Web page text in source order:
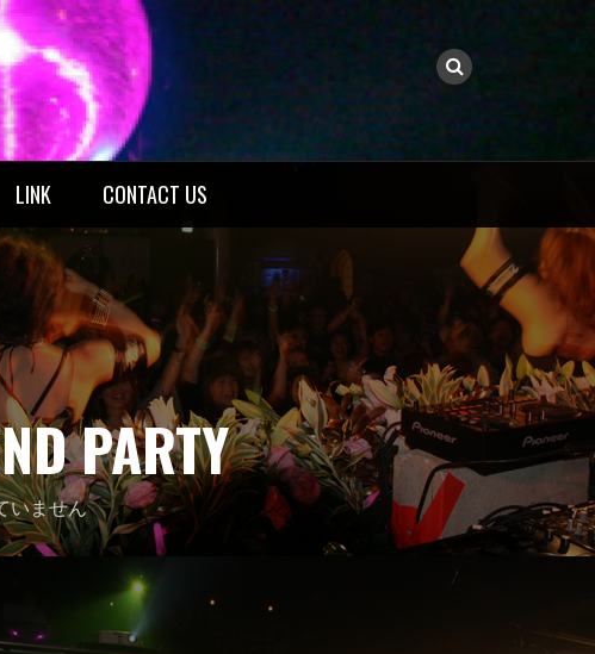
LINK CONTACT US
PARTY
いません